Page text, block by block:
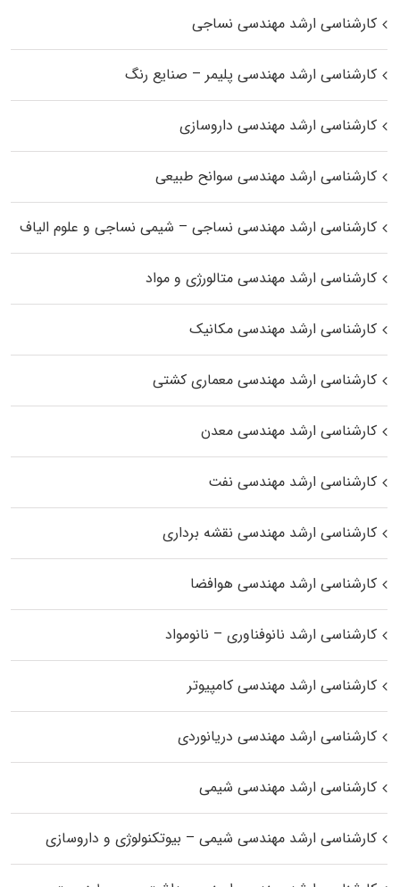
کارشناسی ارشد مهندسی نساجی
کارشناسی ارشد مهندسی پلیمر – صنایع رنگ
کارشناسی ارشد مهندسی داروسازی
کارشناسی ارشد مهندسی سوانح طبیعی
کارشناسی ارشد مهندسی نساجی – شیمی نساجی و علوم الیاف
کارشناسی ارشد مهندسی متالورژی و مواد
کارشناسی ارشد مهندسی مکانیک
کارشناسی ارشد مهندسی معماری کشتی
کارشناسی ارشد مهندسی معدن
کارشناسی ارشد مهندسی نفت
کارشناسی ارشد مهندسی نقشه برداری
کارشناسی ارشد مهندسی هوافضا
کارشناسی ارشد نانوفناوری – نانومواد
کارشناسی ارشد مهندسی کامپیوتر
کارشناسی ارشد مهندسی دریانوردی
کارشناسی ارشد مهندسی شیمی
کارشناسی ارشد مهندسی شیمی – بیوتکنولوژی و داروسازی